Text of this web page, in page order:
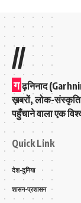
//
ग ढ़निनाद
ख़बरों, लोक-संस्कृति
पहुँचाने वाला एक
Quick Link
देश-दुनिया
शासन-प्रशासन